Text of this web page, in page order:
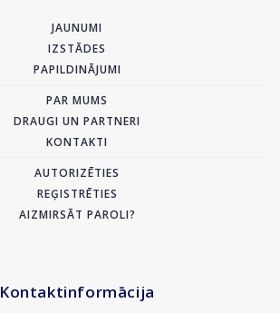
JAUNUMI
IZSTĀDES
PAPILDINĀJUMI
PAR MUMS
DRAUGI UN PARTNERI
KONTAKTI
AUTORIZĒTIES
REĢISTRĒTIES
AIZMIRSĀT PAROLI?
Kontaktinformācija